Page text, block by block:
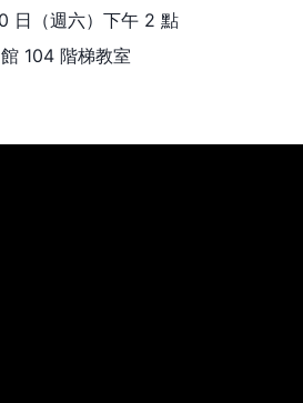
日（週六）下午 2 點
104 階梯教室